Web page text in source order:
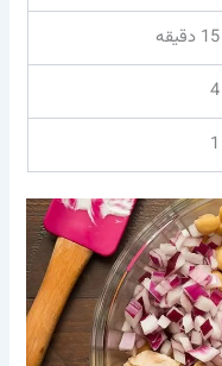
15 دقیقه
4
1